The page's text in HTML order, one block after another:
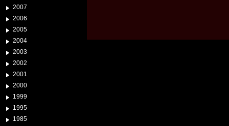
2007
2006
2005
2004
2003
2002
2001
2000
1999
1995
1985